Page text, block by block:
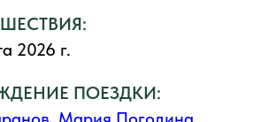
2026 г.
ПОЕЗДКИ: